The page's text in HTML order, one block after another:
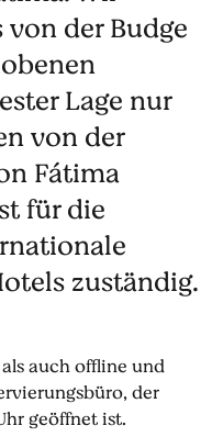
der Budge
Lage nur
von der
Fátima
für die
zuständig.
auch offline und
der
geöffnet ist.